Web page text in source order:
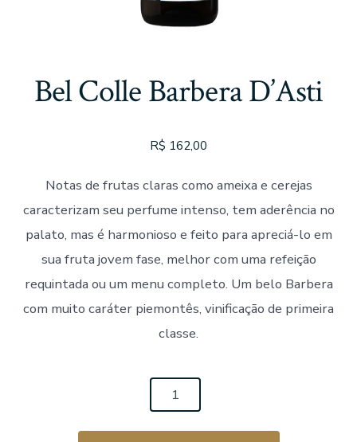
Bel Colle Barbera D’Asti
R$ 162,00
Notas de frutas claras como ameixa e cerejas
caracterizam seu perfume intenso, tem aderência no
palato, mas é harmonioso e feito para apreciá-lo em
sua fruta jovem fase, melhor com uma refeição
requintada ou um menu completo. Um belo Barbera
com muito caráter piemontês, vinificação de primeira
classe.